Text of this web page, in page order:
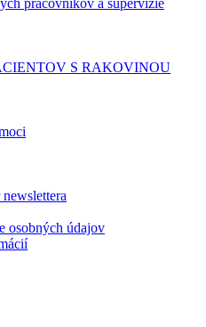
S RAKOVINOU
osobných údajov